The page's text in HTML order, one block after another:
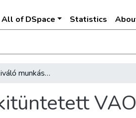
All of DSpace Statistics
Élmunkás és kiváló munkás jelvénnyel kitüntetett VAOSZ szakszervezeti tagok névsora